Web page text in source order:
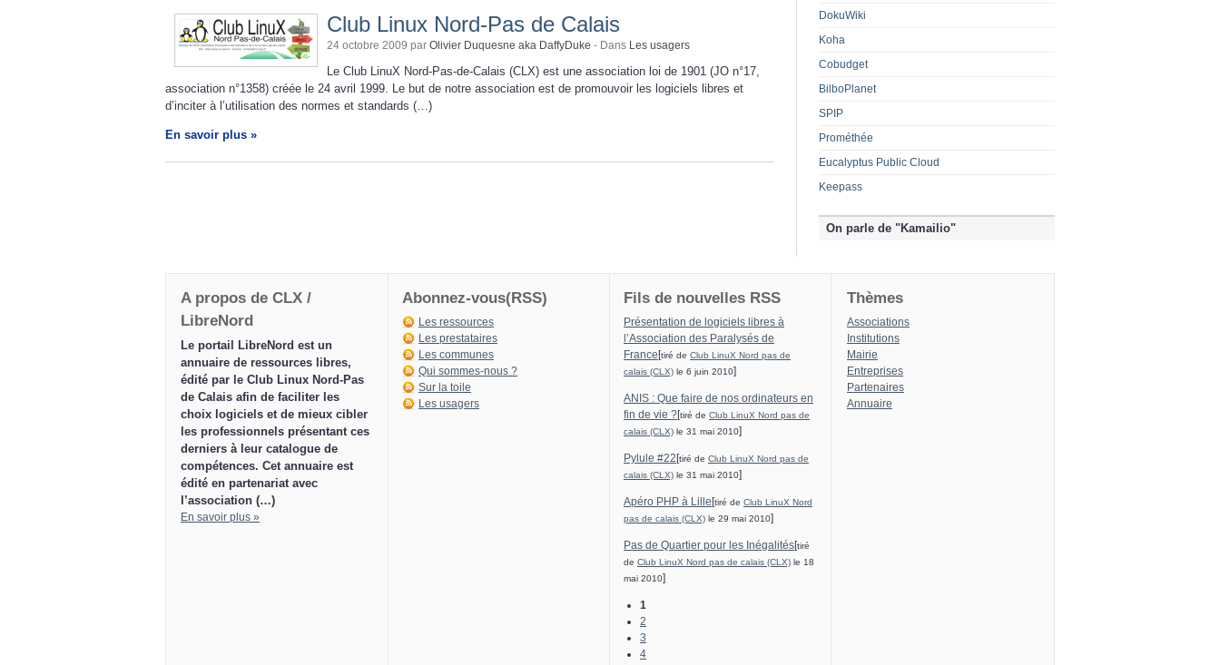
Club Linux Nord-Pas de Calais
24 octobre 2009 par Olivier Duquesne aka DaffyDuke - Dans Les usagers
Le Club LinuX Nord-Pas-de-Calais (CLX) est une association loi de 1901 (JO n°17,
association n°1358) créée le 24 avril 1999. Le but de notre association est de promouvoir les logiciels libres et
d’inciter à l’utilisation des normes et standards (…)
En savoir plus »
DokuWiki
Koha
Cobudget
BilboPlanet
SPIP
Prométhée
Eucalyptus Public Cloud
Keepass
On parle de "Kamailio"
A propos de CLX /
LibreNord
Le portail LibreNord est un
annuaire de ressources libres,
édité par le Club Linux Nord-Pas
de Calais afin de faciliter les
choix logiciels et de mieux cibler
les professionnels présentant ces
derniers à leur catalogue de
compétences. Cet annuaire est
édité en partenariat avec
l’association (…)
En savoir plus »
Abonnez-vous(RSS)
Les ressources
Les prestataires
Les communes
Qui sommes-nous ?
Sur la toile
Les usagers
Fils de nouvelles RSS
Présentation de logiciels libres à
l’Association des Paralysés de
France [tiré de Club LinuX Nord pas de
calais (CLX) le 6 juin 2010]
ANIS : Que faire de nos ordinateurs en
fin de vie ?[tiré de Club LinuX Nord pas de
calais (CLX) le 31 mai 2010]
Pylule #22 [tiré de Club LinuX Nord pas de
calais (CLX) le 31 mai 2010]
Apéro PHP à Lille [tiré de Club LinuX Nord
pas de calais (CLX) le 29 mai 2010]
Pas de Quartier pour les Inégalités[tiré
de Club LinuX Nord pas de calais (CLX) le 18
mai 2010]
1
2
3
4
Thèmes
Associations
Institutions
Mairie
Entreprises
Partenaires
Annuaire